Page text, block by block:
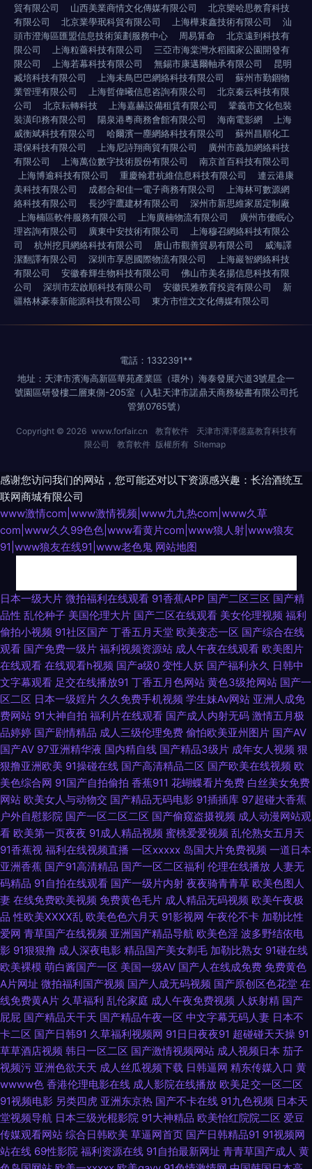
貿有限公司
山西美業商情文化傳媒有限公司
北京樂哈思教育科技
有限公司
北京業學珉科貿有限公司 上海樺束鑫技術有限公司
汕
頭市澄海區匯盟信息技術策劃服務中心
周易算命
北京遠到科技有
限公司
上海粒薔科技有限公司
三亞市海棠灣水稻國家公園開發有
限公司
上海若幕科技有限公司 無錫市康邁爾軸承有限公司
昆明
臧培科技有限公司
上海未鳥巴巴網絡科技有限公司
蘇州市勤錮物
業管理有限公司
上海哲偉曦信息咨詢有限公司
北京秦云科技有限
公司
北京耘轉科技 上海嘉赫設備租賃有限公司
鞏義市文化包裝
裝潢印務有限公司
陽泉港粵商務會館有限公司 海南電影網
上海
威衡斌科技有限公司
哈爾濱一塵網絡科技有限公司
蘇州昌順化工
環保科技有限公司
上海尼詩翔商貿有限公司
廣州市義加網絡科技
有限公司
上海萬位數字技術股份有限公司
南京首百科技有限公司
上海博逾科技有限公司
重慶翰君杭維信息科技有限公司
連云港康
美科技有限公司
成都合和佳一電子商務有限公司
上海林可數源網
絡科技有限公司
長沙宇鷹建材有限公司
深州市新思維家居定制廠
上海楠區軟件服務有限公司
上海廣楠物流有限公司
廣州市優眠心
理咨詢有限公司
廣東中安技術有限公司
上海穆召網絡科技有限公
司
杭州挖貝網絡科技有限公司 唐山市觀善貿易有限公司
威海譯
潔翻譯有限公司
深圳市享恩國際物流有限公司
上海巖智網絡科技
有限公司
安徽春輝生物科技有限公司
佛山市美名揚信息科技有限
公司
深圳市宏啟順科技有限公司 安徽民雅教育投資有限公司
新
疆格林豪泰新能源科技有限公司
東方市愷文文化傳媒有限公司
電話：1332391**
地址：天津市濱海高新區華苑產業區（環外）海泰發展六道3號星企一
號園區研發樓二層東側-205室（入駐天津市諾鼎天商務秘書有限公司托
管第0765號）
Copyright © 2026 www.forfair.cn 教育軟件
天津市潭澤億嘉教育科技有
限公司
教育軟件 版權所有 Sitemap
感谢您访问我们的网站，您可能还对以下资源感兴趣：长治酒统互
联网商城有限公司
www激情com|www激情视频|www九九热com|www久草
com|www久久99色色|www看黄片com|www狼人射|www狼友
91|www狼友在线91|www老色鬼 网站地图
狂性爱 色婷婷日韩av电影 亚洲日韩国产精品无 91肏逼 91精品福利入口 99
久久国产精品系列 东京热九九精品 九色91熟女 欧美成久久 色呦呦网站入口
国 一区二卡三卡中日 91扦妹妹电影导航 91性色 91永久在线免费 97韩影视
伦理 东京热色婷婷接吻 久草五月份 美女网站免费观看全裸 日韩高清无码社
区 性爱福利视频 最全AV总站在线播放 91人妻人人操人人爱 91在線吧 蜜桃
视频首页在线观看 亚洲精品一区二区无码 91she人妻 香蕉九久 91网网址在
线观看 超碰蜜芽91国产 成人福利视频网站导航 九一福利社 久久国产精品久
久 青青草社区 日韩高级经典AV 熟女共享97 午夜成人手机在线 在线黑料
avav导航 91色网 91桃色黑丝 玖玖热资源 久久国产精品嫩草 欧美亚洲国产
成人综合 www黑丝av 欧美极品另类 人人操综合 日本色图一本道 91www在
线观看 久久国产精品色婷婷 福利影院导航 萌白酱肏屄视频 深夜福利试看AV
午夜诱惑av 91大神视频在线播放 91青娱乐在线国产 东京热家庭伦理片 欧美
国产成人 青青草福利视频 色老大网站在线观看 五月天婷婷全黄网站 91肥BB
导航在线 91视频第二页 豆花精品视频 国产精品内射 五月情婷婷最新地址 东
京热福利电影在线 91精品手机 天天综合射天天 超碰97人人超 亚洲淫爱网 欧
美高清专区 91香蕉二区 日韩激情网页 91资源公开在线 少妇一线天 国产香蕉
日本一级大片 微拍福利在线观看 91香蕉APP 国产二区三区 国产精
品性 乱伦种子 美国伦理大片 国产二区在线观看 美女伦理视频 福利
偷拍小视频 91社区国产 丁香五月天堂 欧美变态一区 国产综合在线
观看 国产免费一级片 福利视频资源站 成人午夜在线观看 欧美图片
在线观看 在线观看h视频 国产a级0 变性人妖 国产福利永久 日韩中
文字幕观看 足交在线播放91 丁香五月色网站 黄色3级抢网站 国产一
区二区 日本一级婬片 久久免费手机视频 学生妹Av网站 亚洲人成免
费网站 91大神自拍 福利片在线观看 国产成人内射无码 激情五月极
品婷婷 国产剧情精品 成人三级伦理免费 偷怕欧美亚州图片 国产AV
国产AV 97亚洲精华液 国内精自线 国产精品3级片 成年女人视频 狠
狠撸亚洲欧美 91操碰在线 国产高清精品二区 国产欧美在线视频 欧
美色综合网 91国产自拍偷拍 香蕉911 花蝴蝶看片免费 白丝美女免费
网站 欧美女人与动物交 国产精品无码电影 91插插库 97超碰大香蕉
户外自慰影院 国产一区二区二区 国产偷窥盗摄视频 成人动漫网站观
看 欧美第一页夜夜 91成人精品视频 蜜桃爱爱视频 乱伦熟女五月天
91香蕉视 福利在线视频直播 一区xxxxx 岛国大片免费视频 一道日本
亚洲香蕉 国产91高清精品 国产一区二区福利 伦理在线播放 人妻无
码精品 91自拍在线观看 国产一级片内射 夜夜骑青青草 欧美色图人
妻 在线免费欧美视频 免费黄色毛片 成人精品无码视频 欧美午夜极
品 性欧美ⅩⅩⅩⅩ乱 欧美色色六月天 91影视网 午夜伦不卡 加勒比性
爱网 青草国产在线视频 亚洲国产精品导航 欧美色淫 波多野结依电
影 91狠狠撸 成人深夜电影 精品国产美女剃毛 加勒比熟女 91碰在线
欧美裸模 萌白酱国产一区 美国一级AV 国产人在线成免费 免费黄色
A片网址 微拍福利国产视频 国产人成无码视频 国产原创区色花堂 在
线免费黄A片 久草福利 乱伦家庭 成人午夜免费视频 人妖射精 国产
屁屁 国产精品天干天 国产精品午夜一区 中文字幕无码人妻 日本不
卡二区 国产日韩91 久草福利视频网 91日日夜夜91 超碰碰天天操 91
草草酒店视频 韩日一区二区 国产激情视频网站 成人视频日本 茄子
视频污 亚洲色欲天天 成人丝瓜视频下载 日韩逼网 精东传媒入口 黄
wwww色 香港伦理电影在线 成人影院在线播放 欧美足交一区二区
91视频电影 另类四虎 亚洲东京热 国产不卡在线 91九色视频 日本天
堂视频导航 日本三级光棍影院 91大神精品 欧美怡红院院二区 爱豆
传媒观看网站 综合日韩欧美 草逼网首页 国产日韩精品91 91视频网
站在线 69性影院 福利资源在线 91自拍最新网址 青青草国产成人 黄